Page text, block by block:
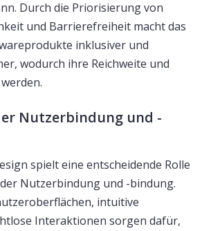
Durch die Priorisierung von
und Barrierefreiheit macht das
inklusiver und
wodurch ihre Reichweite und
Nutzerbindung und -
spielt eine entscheidende Rolle
Nutzerbindung und -bindung.
intuitive
Interaktionen sorgen dafür,